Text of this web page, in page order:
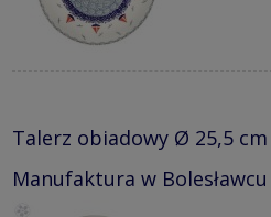
Talerz obiadowy Ø 25,5 cm
Manufaktura w Bolesławcu